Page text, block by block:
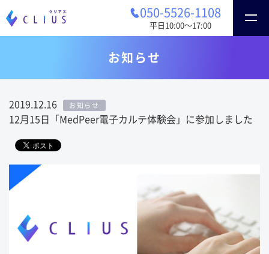
050-5526-1108
平日10:00〜17:00
お知らせ
2019.12.16 お知らせ
12月15日「MedPeer電子カルテ体験会」に参加しました